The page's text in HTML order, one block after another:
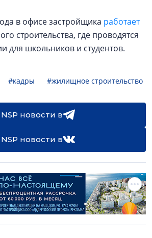
в офисе застройщика работает
строительства, где проводятся
для школьников и студентов.
#кадры #жилищное строительство
NSP новости в
NSP новости в